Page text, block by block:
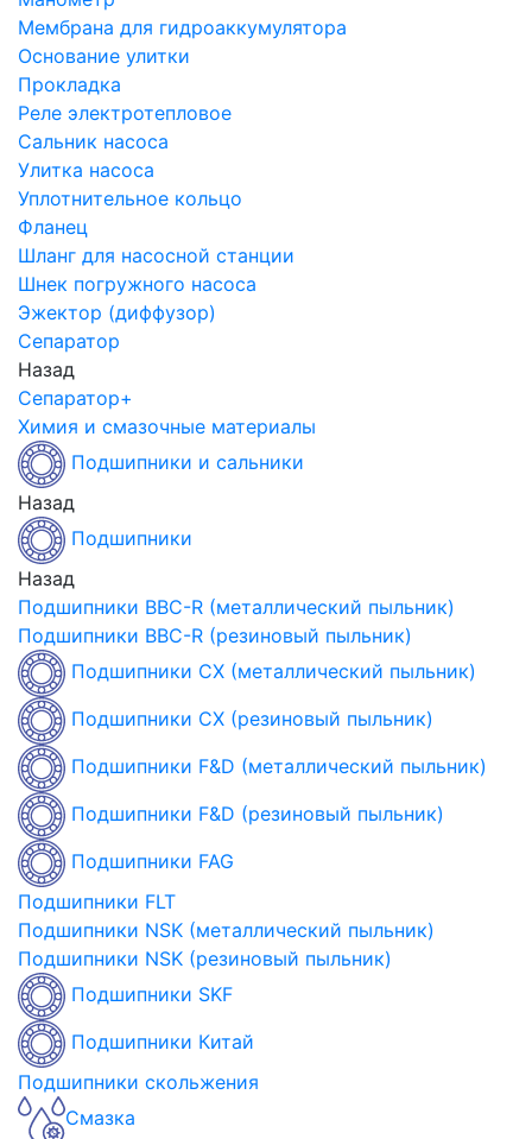
Мембрана для гидроаккумулятора
Основание улитки
Прокладка
Реле электротепловое
Сальник насоса
Улитка насоса
Уплотнительное кольцо
Фланец
Шланг для насосной станции
Шнек погружного насоса
Эжектор (диффузор)
Сепаратор
Назад
Сепаратор+
Химия и смазочные материалы
Подшипники и сальники
Назад
Подшипники
Назад
Подшипники BBC-R (металлический пыльник)
Подшипники BBC-R (резиновый пыльник)
Подшипники CX (металлический пыльник)
Подшипники CX (резиновый пыльник)
Подшипники F&D (металлический пыльник)
Подшипники F&D (резиновый пыльник)
Подшипники FAG
Подшипники FLT
Подшипники NSK (металлический пыльник)
Подшипники NSK (резиновый пыльник)
Подшипники SKF
Подшипники Китай
Подшипники скольжения
Смазка